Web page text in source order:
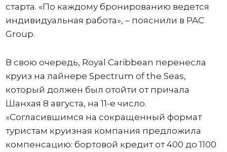
старта. «По каждому бронированию ведется
индивидуальная работа», – пояснили в PAC
Group.
В свою очередь, Royal Caribbean перенесла
круиз на лайнере Spectrum of the Seas,
который должен был отойти от причала
Шанхая 8 августа, на 11-е число.
«Согласившимся на сокращенный формат
туристам круизная компания предложила
компенсацию: бортовой кредит от 400 до 1100